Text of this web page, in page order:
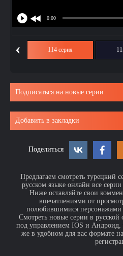
‹ 114 серия
Подписаться на новые серии
Добавить в закладки
Поделиться
Предлагаем смотреть турецкий
русском языке онлайн все
Ниже оставляйте свои
впечатлениями от
полюбившимися персонажами
Смотреть новые серии в
под управлением IOS и Андроид,
же в удобном для вас формате